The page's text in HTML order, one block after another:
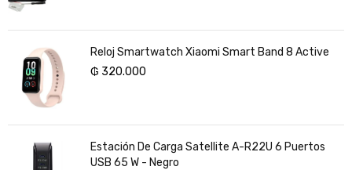
Reloj Smartwatch Xiaomi Smart Band 8 Active
₲ 320.000
Estación De Carga Satellite A-R22U 6 Puertos
USB 65 W - Negro